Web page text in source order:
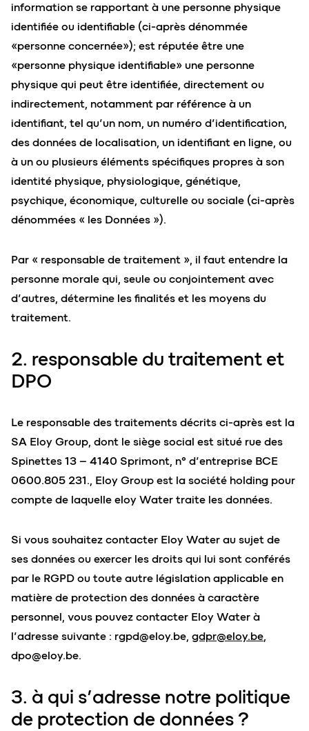
information se rapportant à une personne physique
identifiée ou identifiable (ci-après dénommée
«personne concernée»); est réputée être une
«personne physique identifiable» une personne
physique qui peut être identifiée, directement ou
indirectement, notamment par référence à un
identifiant, tel qu’un nom, un numéro d’identification,
des données de localisation, un identifiant en ligne, ou
à un ou plusieurs éléments spécifiques propres à son
identité physique, physiologique, génétique,
psychique, économique, culturelle ou sociale (ci-après
dénommées « les Données »).
Par « responsable de traitement », il faut entendre la
personne morale qui, seule ou conjointement avec
d’autres, détermine les finalités et les moyens du
traitement.
2. responsable du traitement et
DPO
Le responsable des traitements décrits ci-après est la
SA Eloy Group, dont le siège social est situé rue des
Spinettes 13 – 4140 Sprimont, n° d’entreprise BCE
0600.805 231., Eloy Group est la société holding pour
compte de laquelle eloy Water traite les données.
Si vous souhaitez contacter Eloy Water au sujet de
ses données ou exercer les droits qui lui sont conférés
par le RGPD ou toute autre législation applicable en
matière de protection des données à caractère
personnel, vous pouvez contacter Eloy Water à
l’adresse suivante : rgpd@eloy.be, gdpr@eloy.be,
dpo@eloy.be.
3. à qui s’adresse notre politique
de protection de données ?